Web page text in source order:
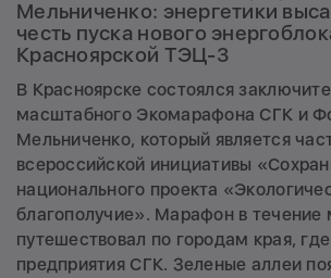
Мельниченко: энергетики
честь пуска нового
Красноярской ТЭЦ-3
В Красноярске состоялся
масштабного Экомарафона СГК и
Мельниченко, который является
всероссийской инициативы
национального проекта
благополучие». Марафон в течение
путешествовал по городам края,
предприятия СГК. Зеленые аллеи